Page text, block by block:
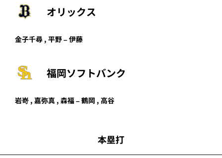
オリックス
金子千尋 , 平野 – 伊藤
福岡ソフトバンク
岩嵜 , 嘉弥真 , 森福 – 鶴岡 , 高谷
本塁打